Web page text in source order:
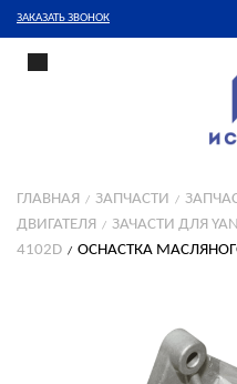
ЗАКАЗАТЬ ЗВОНОК
ГЛАВНАЯ ЗАПЧАСТИ
ДВИГАТЕЛЯ
ЗАЧАСТИ ДЛЯ
4102D
ОСНАСТКА